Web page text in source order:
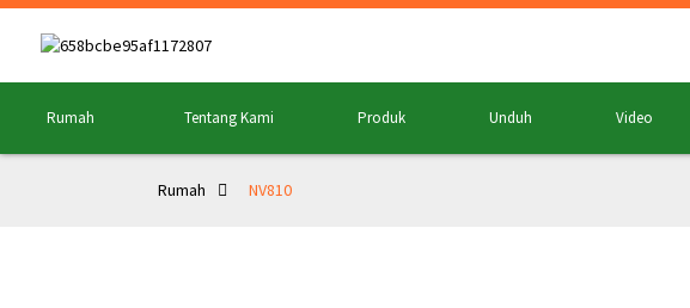
Rumah Tentang Kami Produk Unduh Video
Rumah NV810